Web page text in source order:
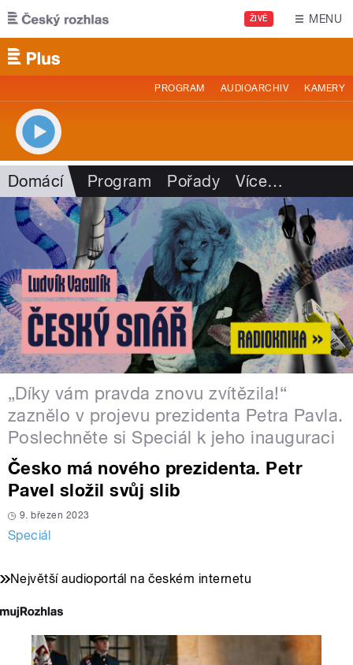
Přejít k hlavnímu obsahu
ŽIVĚ MENU
PROGRAM AUDIOARCHIV KAMERY
Domácí Program Pořady Více…
„Díky vám pravda znovu zvítězila!“
zaznělo v projevu prezidenta Petra Pavla.
Poslechněte si Speciál k jeho inauguraci
Česko má nového prezidenta. Petr
Pavel složil svůj slib
9. březen 2023
Speciál
Největší audioportál na českém internetu